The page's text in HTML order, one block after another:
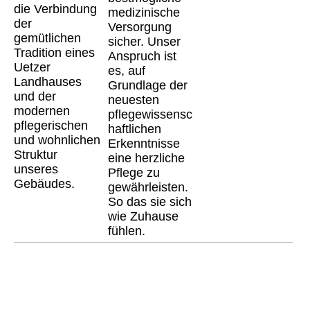
die Verbindung
der
gemütlichen
Tradition eines
Uetzer
Landhauses
und der
modernen
pflegerischen
und wohnlichen
Struktur
unseres
Gebäudes.
medizinische
Versorgung
sicher. Unser
Anspruch ist
es, auf
Grundlage der
neuesten
pflegewissensc
haftlichen
Erkenntnisse
eine herzliche
Pflege zu
gewährleisten.
So das sie sich
wie Zuhause
fühlen.